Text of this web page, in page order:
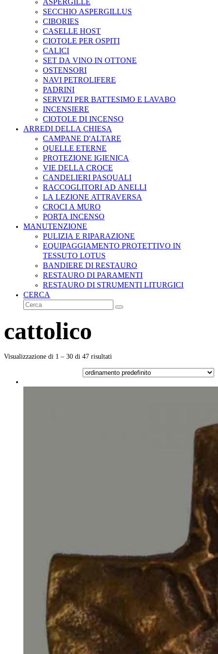
ASPERGILLE
SECCHIO ASPERGILLUS
CIBORIES
CASELLE HOST
CIOTOLE PER OSPITI
CALICI
SET DA VINO IN OTTONE
OSTENSORI
NAVI PETROLIFERE
PADRINI
SERVIZI PER BATTESIMO E LAVABO
INCENSIERE
CIOTOLE DI INCENSO
ARREDI DELLA CHIESA
CAMPANE D'ALTARE
QUELLE ETERNE
PROTEZIONE IGIENICA
VIE DELLA CROCE
CANDELIERI PASQUALI
RACCOGLITORI AD ANELLI
LA LEZIONE ATTRAVERSA
CROCI A MURO
PORTA INCENSO
MANUTENZIONE
PULIZIA E RIPARAZIONE
EQUIPAGGIAMENTO PROTETTIVO IN
TESSUTO LOTUS
BANDIERE DI RESTAURO
RESTAURO DI PARAMENTI
RESTAURO DI STRUMENTI LITURGICI
CERCA
Cerca
Invia
cattolico
Visualizzazione di 1 – 30 di 47 risultati